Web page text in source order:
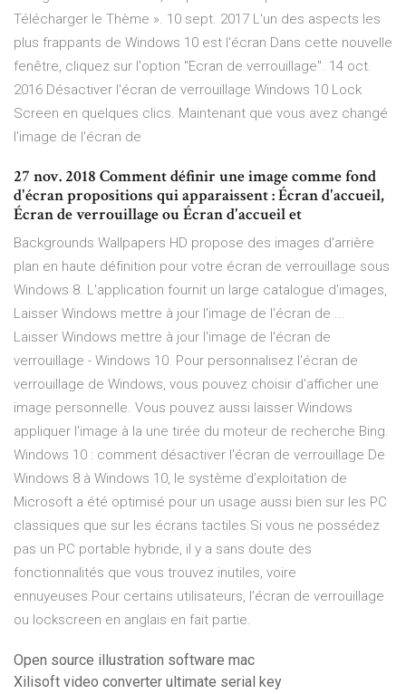
Télécharger le Thème ». 10 sept. 2017 L'un des aspects les
plus frappants de Windows 10 est l'écran Dans cette nouvelle
fenêtre, cliquez sur l'option "Ecran de verrouillage". 14 oct.
2016 Désactiver l'écran de verrouillage Windows 10 Lock
Screen en quelques clics. Maintenant que vous avez changé
l'image de l'écran de
27 nov. 2018 Comment définir une image comme fond
d'écran propositions qui apparaissent : Écran d'accueil,
Écran de verrouillage ou Écran d'accueil et
Backgrounds Wallpapers HD propose des images d'arrière
plan en haute définition pour votre écran de verrouillage sous
Windows 8. L'application fournit un large catalogue d'images,
Laisser Windows mettre à jour l'image de l'écran de ...
Laisser Windows mettre à jour l'image de l'écran de
verrouillage - Windows 10. Pour personnalisez l'écran de
verrouillage de Windows, vous pouvez choisir d'afficher une
image personnelle. Vous pouvez aussi laisser Windows
appliquer l'image à la une tirée du moteur de recherche Bing.
Windows 10 : comment désactiver l'écran de verrouillage De
Windows 8 à Windows 10, le système d’exploitation de
Microsoft a été optimisé pour un usage aussi bien sur les PC
classiques que sur les écrans tactiles.Si vous ne possédez
pas un PC portable hybride, il y a sans doute des
fonctionnalités que vous trouvez inutiles, voire
ennuyeuses.Pour certains utilisateurs, l’écran de verrouillage
ou lockscreen en anglais en fait partie.
Open source illustration software mac
Xilisoft video converter ultimate serial key